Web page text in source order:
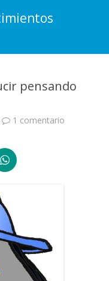
pensando
1 comentario